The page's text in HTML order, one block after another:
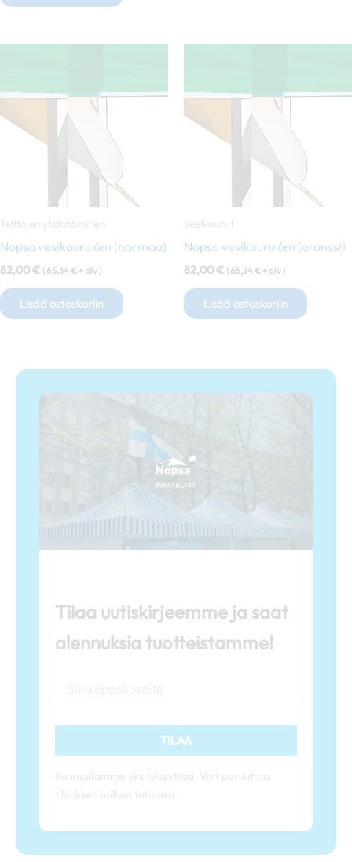
Telttojen yhdistäminen
Nopsa vesikouru 6m (harmaa)
82,00€ ( 65,34€ + alv )
Lisää ostoskoriin
Vesikourut
Nopsa vesikouru 6m (oranssi)
82,00€ ( 65,34€ + alv )
Lisää ostoskoriin
Tilaa uutiskirjeemme ja saat
alennuksia tuotteistamme!
TILAA